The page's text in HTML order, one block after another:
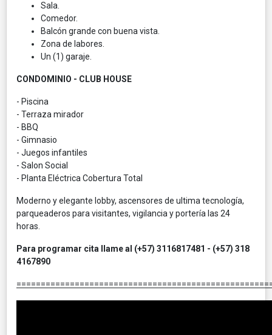
Sala.
Comedor.
Balcón grande con buena vista.
Zona de labores.
Un (1) garaje.
CONDOMINIO - CLUB HOUSE
- Piscina
- Terraza mirador
- BBQ
- Gimnasio
- Juegos infantiles
- Salon Social
- Planta Eléctrica Cobertura Total
Moderno y elegante lobby, ascensores de ultima tecnología,
parqueaderos para visitantes, vigilancia y portería las 24
horas.
Para programar cita llame al (+57) 3116817481 - (+57) 318
4167890